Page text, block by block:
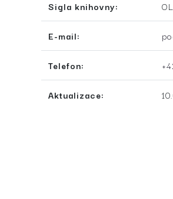
Sigla knihovny:
E-mail:
Telefon:
Aktualizace: